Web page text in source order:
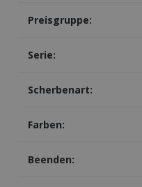
Preisgruppe:
Serie:
Scherbenart:
Farben:
Beenden: